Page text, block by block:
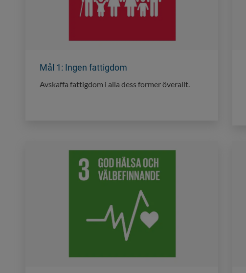
Mål 1: Ingen fattigdom
Avskaffa fattigdom i alla dess former överallt.